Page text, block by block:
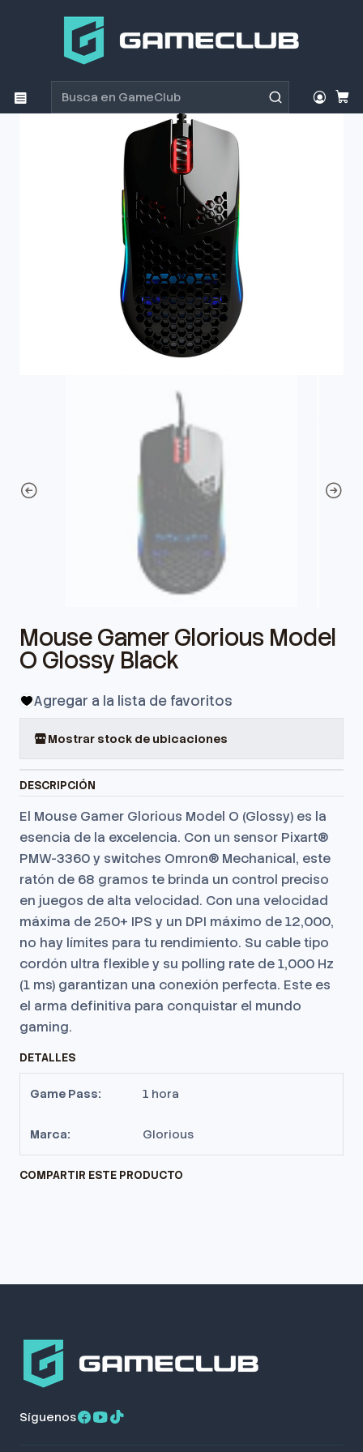
Productos
Mouse Gamer Glorious Model O Glossy Black
Mouse Gamer Glorious Model
O Glossy Black
Agregar a la lista de favoritos
Mostrar stock de ubicaciones
DESCRIPCIÓN
El Mouse Gamer Glorious Model O (Glossy) es la
esencia de la excelencia. Con un sensor Pixart®
PMW-3360 y switches Omron® Mechanical, este
ratón de 68 gramos te brinda un control preciso
en juegos de alta velocidad. Con una velocidad
máxima de 250+ IPS y un DPI máximo de 12,000,
no hay límites para tu rendimiento. Su cable tipo
cordón ultra flexible y su polling rate de 1,000 Hz
(1 ms) garantizan una conexión perfecta. Este es
el arma definitiva para conquistar el mundo
gaming.
DETALLES
Game Pass: 1 hora
Marca: Glorious
COMPARTIR ESTE PRODUCTO
Síguenos